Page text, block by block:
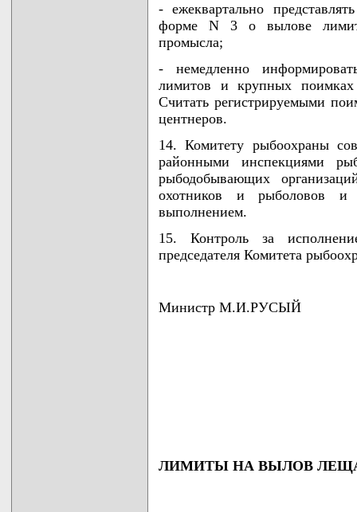
- ежеквартально
форме N 3 о вылове
промысла;
- немедленно
лимитов и крупных поимках
Считать регистрируемыми
центнеров.
14. Комитету рыбоохраны
районными инспекциями
рыбодобывающих
охотников и рыболовов и
выполнением.
15. Контроль за
председателя Комитета
Министр М.И.РУСЫЙ
ЛИМИТЫ НА ВЫЛОВ ЛЕЩА